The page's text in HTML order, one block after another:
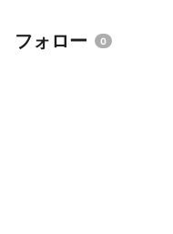
フォロー 0